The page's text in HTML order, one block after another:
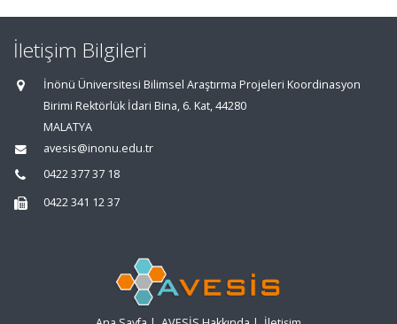
İletişim Bilgileri
İnönü Üniversitesi Bilimsel Araştırma Projeleri Koordinasyon
Birimi Rektörlük İdari Bina, 6. Kat, 44280
MALATYA
avesis@inonu.edu.tr
0422 377 37 18
0422 341 12 37